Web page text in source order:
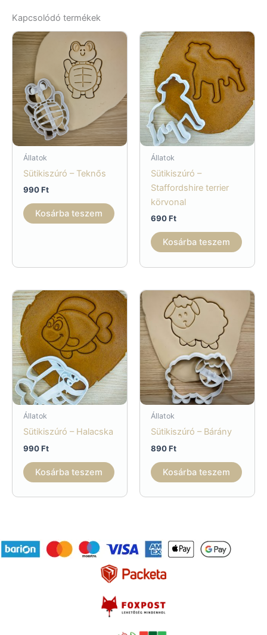
Kapcsolódó termékek
Állatok
Sütikiszúró – Teknős
990Ft
Kosárba teszem
Állatok
Sütikiszúró –
Staffordshire terrier
körvonal
690Ft
Kosárba teszem
Állatok
Sütikiszúró – Halacska
990Ft
Kosárba teszem
Állatok
Sütikiszúró – Bárány
890Ft
Kosárba teszem